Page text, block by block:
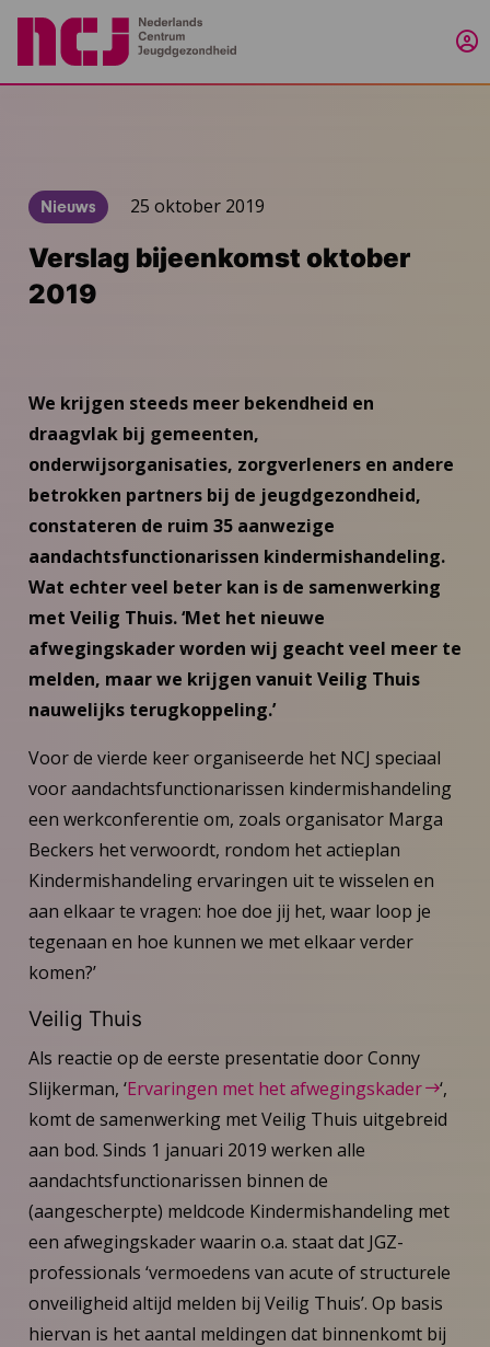
Nieuws 25 oktober 2019
Verslag bijeenkomst oktober
2019
We krijgen steeds meer bekendheid en
draagvlak bij gemeenten,
onderwijsorganisaties, zorgverleners en andere
betrokken partners bij de jeugdgezondheid,
constateren de ruim 35 aanwezige
aandachtsfunctionarissen kindermishandeling.
Wat echter veel beter kan is de samenwerking
met Veilig Thuis. ‘Met het nieuwe
afwegingskader worden wij geacht veel meer te
melden, maar we krijgen vanuit Veilig Thuis
nauwelijks terugkoppeling.’
Voor de vierde keer organiseerde het NCJ speciaal
voor aandachtsfunctionarissen kindermishandeling
een werkconferentie om, zoals organisator Marga
Beckers het verwoordt, rondom het actieplan
Kindermishandeling ervaringen uit te wisselen en
aan elkaar te vragen: hoe doe jij het, waar loop je
tegenaan en hoe kunnen we met elkaar verder
komen?’
Veilig Thuis
Als reactie op de eerste presentatie door Conny
Slijkerman, ‘Ervaringen met het afwegingskader
‘,
komt de samenwerking met Veilig Thuis uitgebreid
aan bod. Sinds 1 januari 2019 werken alle
aandachtsfunctionarissen binnen de
(aangescherpte) meldcode Kindermishandeling met
een afwegingskader waarin o.a. staat dat JGZ-
professionals ‘vermoedens van acute of structurele
onveiligheid altijd melden bij Veilig Thuis’. Op basis
hiervan is het aantal meldingen dat binnenkomt bij